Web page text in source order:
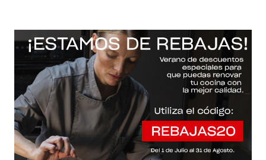
Inicio / Fissler Web
Fissler Web